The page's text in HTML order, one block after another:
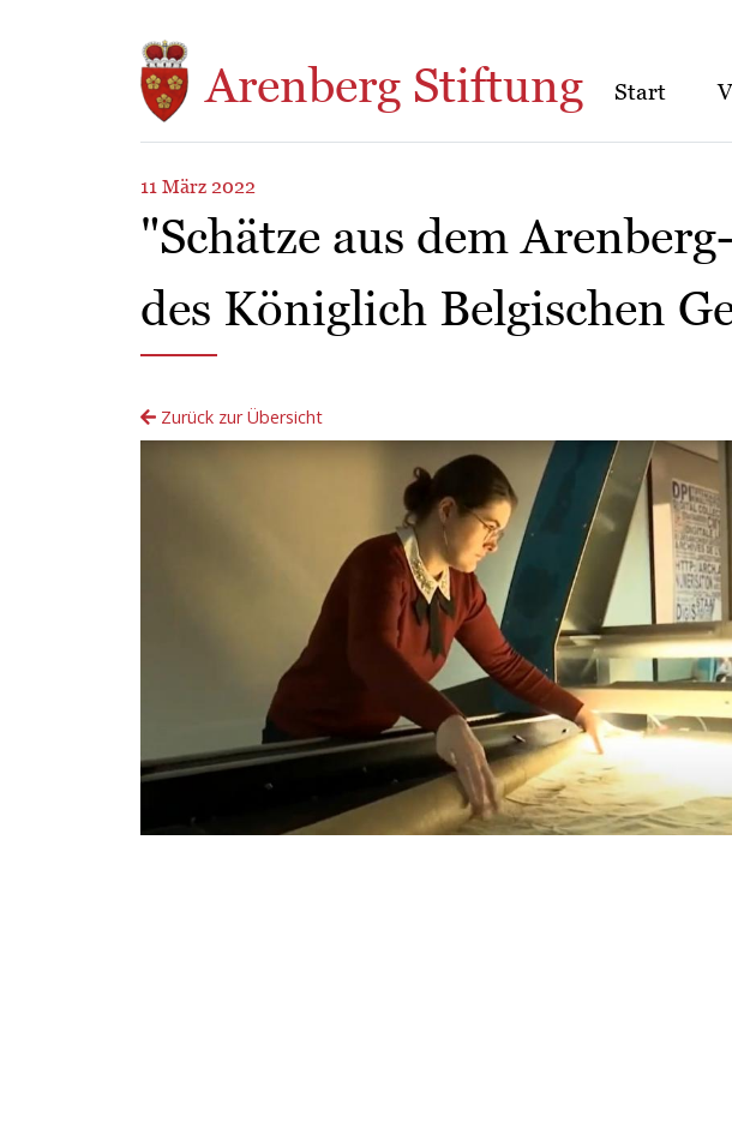
Arenberg Stiftung Start
11 März 2022
"Schätze aus dem
des Königlich Belgischen
Zurück zur Übersicht